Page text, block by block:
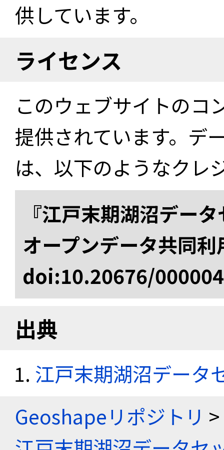
供しています。
ライセンス
このウェブサイトのコ
提供されています。デ
は、以下のようなクレ
『江戸末期湖沼デー
オープンデータ共同
doi:10.20676/
出典
江戸末期湖沼データ
Geoshapeリポジトリ >